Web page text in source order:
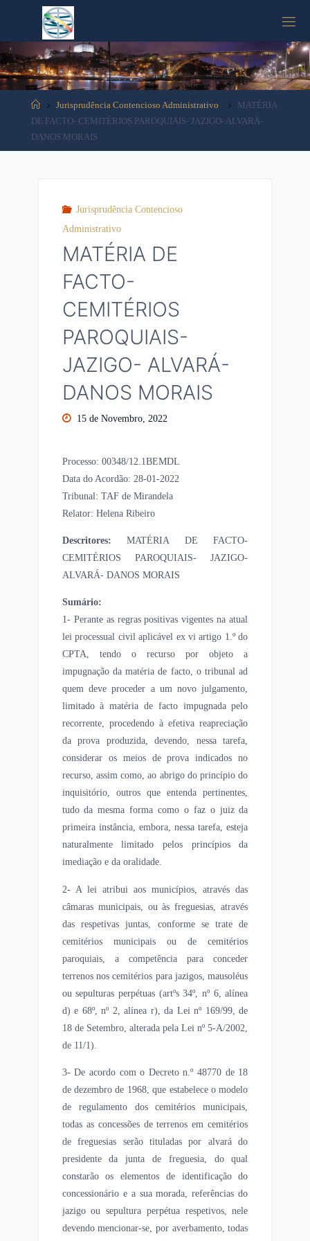
Jurisprudência Contencioso Administrativo
MATÉRIA
DE FACTO- CEMITÉRIOS PAROQUIAIS- JAZIGO- ALVARÁ-
DANOS MORAIS
Jurisprudência Contencioso
Administrativo
MATÉRIA DE
FACTO-
CEMITÉRIOS
PAROQUIAIS-
JAZIGO- ALVARÁ-
DANOS MORAIS
15 de Novembro, 2022
Processo: 00348/12.1BEMDL
Data do Acordão: 28-01-2022
Tribunal: TAF de Mirandela
Relator: Helena Ribeiro
Descritores: MATÉRIA DE FACTO-
CEMITÉRIOS PAROQUIAIS- JAZIGO-
ALVARÁ- DANOS MORAIS
Sumário:
1- Perante as regras positivas vigentes na atual
lei processual civil aplicável ex vi artigo 1.º do
CPTA, tendo o recurso por objeto a
impugnação da matéria de facto, o tribunal ad
quem deve proceder a um novo julgamento,
limitado à matéria de facto impugnada pelo
recorrente, procedendo à efetiva reapreciação
da prova produzida, devendo, nessa tarefa,
considerar os meios de prova indicados no
recurso, assim como, ao abrigo do princípio do
inquisitório, outros que entenda pertinentes,
tudo da mesma forma como o faz o juiz da
primeira instância, embora, nessa tarefa, esteja
naturalmente limitado pelos princípios da
imediação e da oralidade.
2- A lei atribui aos municípios, através das
câmaras municipais, ou às freguesias, através
das respetivas juntas, conforme se trate de
cemitérios municipais ou de cemitérios
paroquiais, a competência para conceder
terrenos nos cemitérios para jazigos, mausoléus
ou sepulturas perpétuas (artºs 34º, nº 6, alínea
d) e 68º, nº 2, alínea r), da Lei nº 169/99, de
18 de Setembro, alterada pela Lei nº 5-A/2002,
de 11/1).
3- De acordo com o Decreto n.º 48770 de 18
de dezembro de 1968, que estabelece o modelo
de regulamento dos cemitérios municipais,
todas as concessões de terrenos em cemitérios
de freguesias serão tituladas por alvará do
presidente da junta de freguesia, do qual
constarão os elementos de identificação do
concessionário e a sua morada, referências do
jazigo ou sepultura perpétua respetivos, nele
devendo mencionar-se, por averbamento, todas
Tooltip content